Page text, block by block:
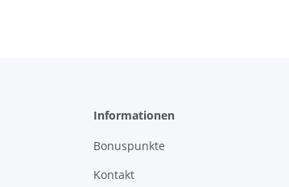
Informationen
Bonuspunkte
Kontakt